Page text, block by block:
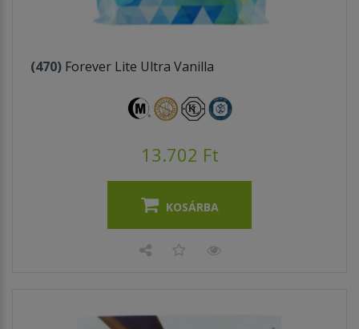
(470) Forever Lite Ultra Vanilla
13.702 Ft
KOSÁRBA